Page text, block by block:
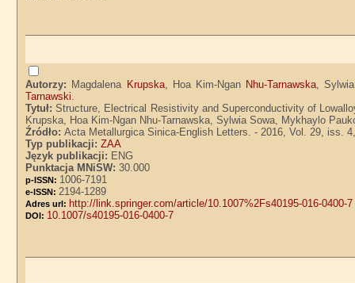
Autorzy: Magdalena Krupska, Hoa Kim-Ngan Nhu-Tarnawska ,
Tarnawski
Tytuł:Structure, Electrical Resistivity and Superconductivity of
Krupska, Hoa Kim-Ngan Nhu-Tarnawska, Sylwia Sowa, Mykhaylo
Źródło:Acta Metallurgica Sinica-English Letters. - 2016, Vol. 29, iss.
Typ publikacji:ZAA
Język publikacji: ENG
Punktacja MNiSW:30.000
p-ISSN: 1006-7191
e-ISSN: 2194-1289
Adres url: http://link.springer.com/article/10.1007%2Fs40195-016-0400-7
DOI: 10.1007/s40195-016-0400-7